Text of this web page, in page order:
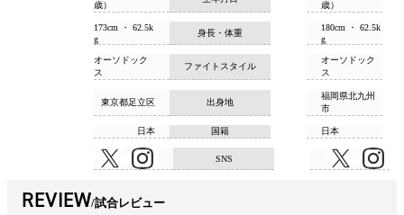
歳）
歳）
身長・体重
173cm ・ 62.5k
g
180cm ・ 62.5k
g
ファイトスタイル
オーソドック
ス
オーソドック
ス
出身地
東京都足立区
福岡県北九州
市
国籍
日本 日本
SNS
REVIEW 試合レビュー